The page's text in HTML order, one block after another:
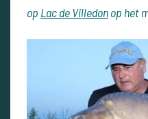
op Lac de Villedonop het